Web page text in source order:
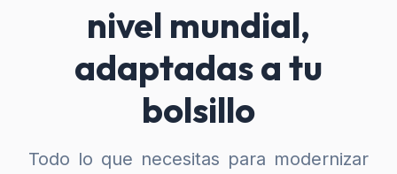
nivel mundial,
adaptadas a tu
bolsillo
Todo lo que necesitas para modernizar